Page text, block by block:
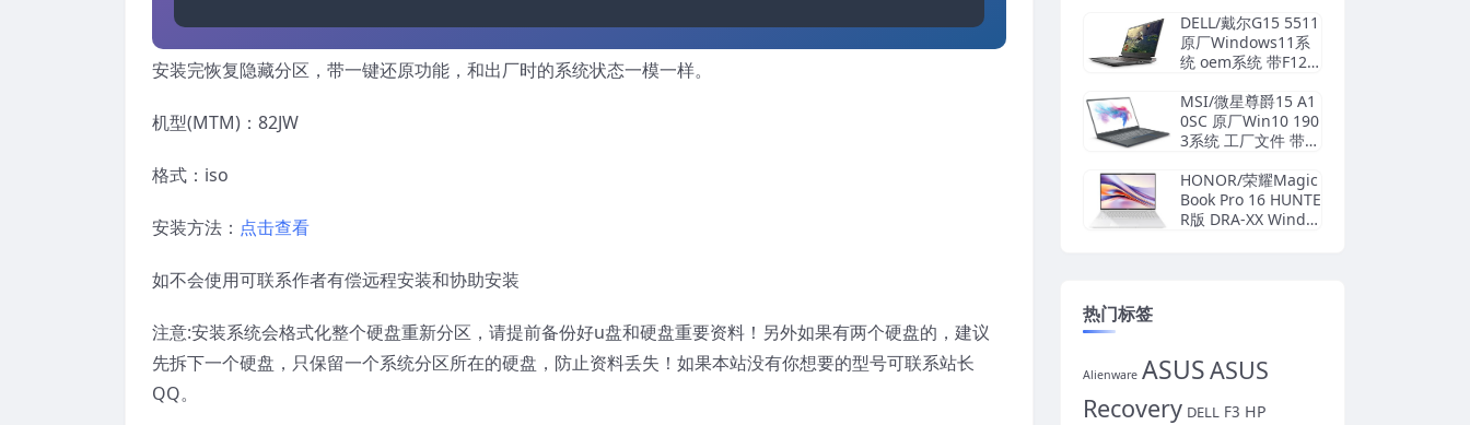
安装完恢复隐藏分区，带一键还原功能，和出厂时的系统状态一模一样。
机型(MTM)：82JW
格式：iso
安装方法： 点击查看
如不会使用可联系作者有偿远程安装和协助安装
注意:安装系统会格式化整个硬盘重新分区，请提前备份好u盘和硬盘重要资料！另外如果有两个硬盘的，建议
先拆下一个硬盘，只保留一个系统分区所在的硬盘，防止资料丢失！如果本站没有你想要的型号可联系站长
QQ。
下载
DELL/戴尔G15 5511
原厂Windows11系
统 oem系统 带F12 S
covery恢复
MSI/微星尊爵15 A1
0SC 原厂Win10 190
3系统 工厂文件 带F3
HONOR/荣耀Magic
Book Pro 16 HUNTE
R版 DRA-XX Windo
热门标签
Alienware ASUSASUS
Recovery DELL F3 HP